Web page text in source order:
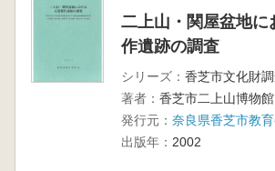
二上山・関屋盆地に
作遺跡の調査
シリーズ： 香芝市文化財
著者： 香芝市二上山博物
発行元： 奈良県香芝市教
出版年： 2002